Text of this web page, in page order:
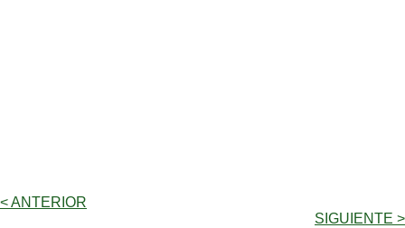
< ANTERIOR
SIGUIENTE >